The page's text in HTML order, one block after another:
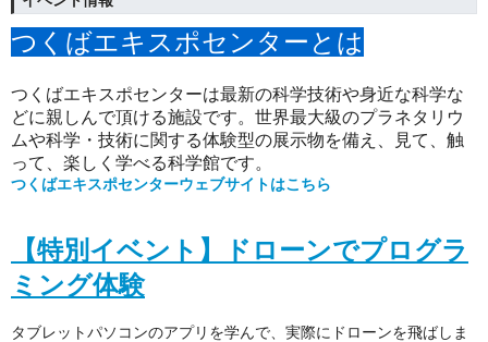
つくばエキスポセンターとは
つくばエキスポセンターは最新の科学技術や身近な科学な
どに親しんで頂ける施設です。世界最大級のプラネタリウ
ムや科学・技術に関する体験型の展示物を備え、見て、触
って、楽しく学べる科学館です。
つくばエキスポセンターウェブサイトはこちら
【特別イベント】ドローンでプログラ
ミング体験
タブレットパソコンのアプリを学んで、実際にドローンを飛ばしま